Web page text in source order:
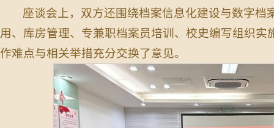
座谈会上，双方还围绕档案信息化建设与数字档
用、库房管理、专兼职档案员培训、校史编写组织实
作难点与相关举措充分交换了意见。